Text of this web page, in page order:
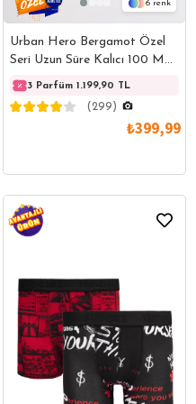
3 Adet 2'li Boxer 499,90 TL
6
Urban Hero Bergamot Özel
Seri Uzun Süre Kalıcı 100 ML
EDP Erkek Parfüm
3 Parfüm 1.199,90 TL
(299)
₺399,99